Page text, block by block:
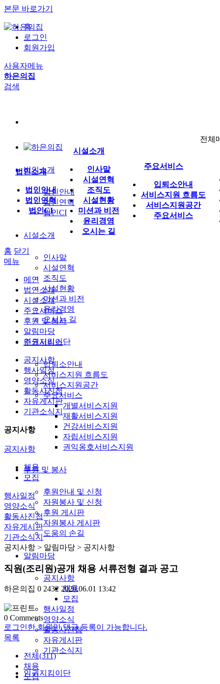
본문 바로가기
홈
로그인
회원가입
사용자메뉴
하은의집
검색
법인소개
법인안내
법인연혁
법인CI
시설소개
인사말
시설연혁
조직도
시설현황
미션과 비전
윤리경영
오시는 길
주요서비스
입퇴소안내
서비스지원 흐름도
서비스지원공간
주요서비스
개별서비스지원
재활서비스지원
건강서비스지원
자립서비스지원
권익옹호서비스지원
후원 및 봉사
후원안내 및 신청
자원봉사 및 신청
후원 게시판
자원봉사 게시판
도움의 손길
알림마당
공지사항
채용
모집
행사일정
영양소식
활동사진첩
자유게시판
기관소식지
인권지킴이단
전체
법인소개
법인안내
법인연혁
법인CI
시설소개
인사말
시설연혁
조직도
시설현황
미션과 비전
윤리경영
오시는 길
주요서비스
입퇴소안내
서비스지원 흐름도
서비스지원공간
주요서비스
홈 닫기
메뉴
메인
법인소개
시설소개
주요서비스
후원 및 봉사
알림마당
인권지킴이단
공지사항
행사일정
영양소식
활동사진첩
자유게시판
기관소식지
공지사항
공지사항
채용
모집
행사일정
영양소식
활동사진첩
자유게시판
기관소식지
공지사항 > 알림마당 > 공지사항
직원(조리원)공개 채용 서류전형 결과 공고
하은의집 0 2432 2020.06.01 13:42
0 Comments
로그인한 회원만 댓글 등록이 가능합니다.
목록
전체(311)
채용
모집